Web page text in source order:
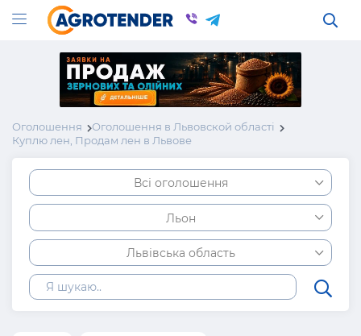
Оголошення
Оголошення в Львовской області
Куплю лен, Продам лен в Львове
Всі оголошення
Льон
Львівська область